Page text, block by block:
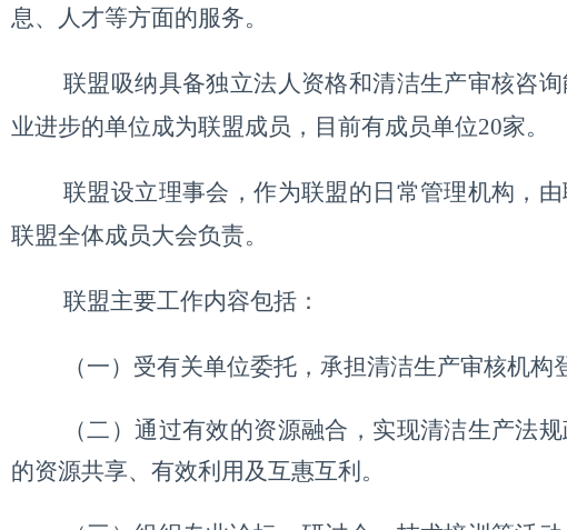
息、人才等方面的服务。
联盟吸纳具备独立法人资格和清洁生产审核咨
业进步的单位成为联盟成员，目前有成员单位20家。
联盟设立理事会，作为联盟的日常管理机构，
联盟全体成员大会负责。
联盟主要工作内容包括：
（一）受有关单位委托，承担清洁生产审核机构
（二）通过有效的资源融合，实现清洁生产法
的资源共享、有效利用及互惠互利。